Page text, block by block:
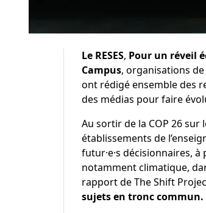
Le RESES, Pour un réveil
Campus, organisations
ont rédigé ensemble des
des médias pour faire
Au sortir de la COP 26
établissements de
futur·e·s décisionnaires,
notamment climatique,
rapport de The Shift
sujets en tronc commun.